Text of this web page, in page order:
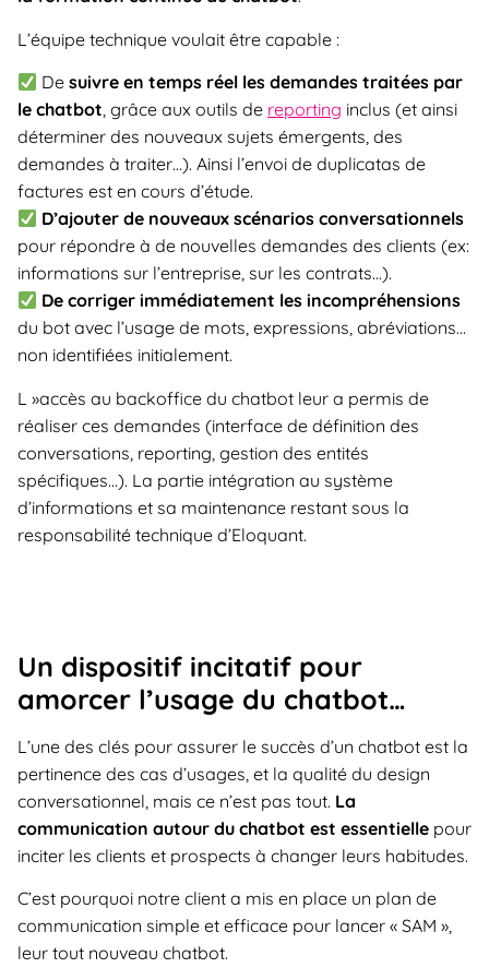
L’équipe technique voulait être capable :
Desuivre en temps réel les demandes traitées par
le chatbot, grâce aux outils de reporting inclus (et ainsi
déterminer des nouveaux sujets émergents, des
demandes à traiter…). Ainsi l’envoi de duplicatas de
factures est en cours d’étude.
D’ajouter de nouveaux scénarios conversationnels
pour répondre à de nouvelles demandes des clients (ex:
informations sur l’entreprise, sur les contrats…).
De corriger immédiatement les incompréhensions
du bot avec l’usage de mots, expressions, abréviations…
non identifiées initialement.
L »accès au backoffice du chatbot leur a permis de
réaliser ces demandes (interface de définition des
conversations, reporting, gestion des entités
spécifiques…). La partie intégration au système
d’informations et sa maintenance restant sous la
responsabilité technique d’Eloquant.
Un dispositif incitatif pour
amorcer l’usage du chatbot…
L’une des clés pour assurer le succès d’un chatbot est la
pertinence des cas d’usages, et la qualité du design
conversationnel, mais ce n’est pas tout. La
communication autour du chatbot est essentielle pour
inciter les clients et prospects à changer leurs habitudes.
C’est pourquoi notre client a mis en place un plan de
communication simple et efficace pour lancer « SAM »,
leur tout nouveau chatbot.